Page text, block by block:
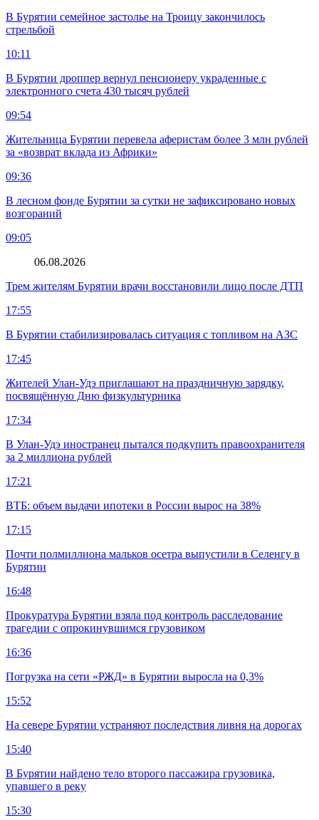
В Бурятии семейное застолье на Троицу закончилось
стрельбой
10:11
В Бурятии дроппер вернул пенсионеру украденные с
электронного счета 430 тысяч рублей
09:54
Жительница Бурятии перевела аферистам более 3 млн рублей
за «возврат вклада из Африки»
09:36
В лесном фонде Бурятии за сутки не зафиксировано новых
возгораний
09:05
06.08.2026
Трем жителям Бурятии врачи восстановили лицо после ДТП
17:55
В Бурятии стабилизировалась ситуация с топливом на АЗС
17:45
Жителей Улан-Удэ приглашают на праздничную зарядку,
посвящённую Дню физкультурника
17:34
В Улан-Удэ иностранец пытался подкупить правоохранителя
за 2 миллиона рублей
17:21
ВТБ: объем выдачи ипотеки в России вырос на 38%
17:15
Почти полмиллиона мальков осетра выпустили в Селенгу в
Бурятии
16:48
Прокуратура Бурятии взяла под контроль расследование
трагедии с опрокинувшимся грузовиком
16:36
Погрузка на сети «РЖД» в Бурятии выросла на 0,3%
15:52
На севере Бурятии устраняют последствия ливня на дорогах
15:40
В Бурятии найдено тело второго пассажира грузовика,
упавшего в реку
15:30